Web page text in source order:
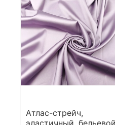
Атлас-стрейч,